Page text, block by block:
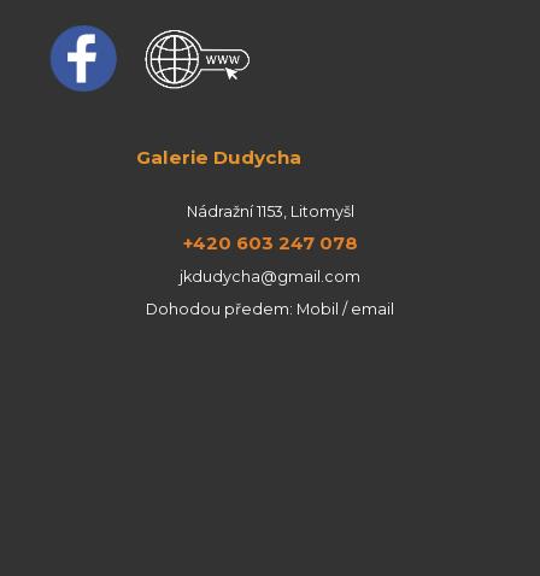
Galerie Dudycha
Nádražní 1153, Litomyšl
+420 603 247 078
jkdudycha@gmail.com
Dohodou předem: Mobil / email